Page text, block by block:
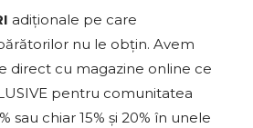
adiționale pe care
nu le obțin. Avem
direct cu magazine online ce
pentru comunitatea
sau chiar 15% și 20% în unele